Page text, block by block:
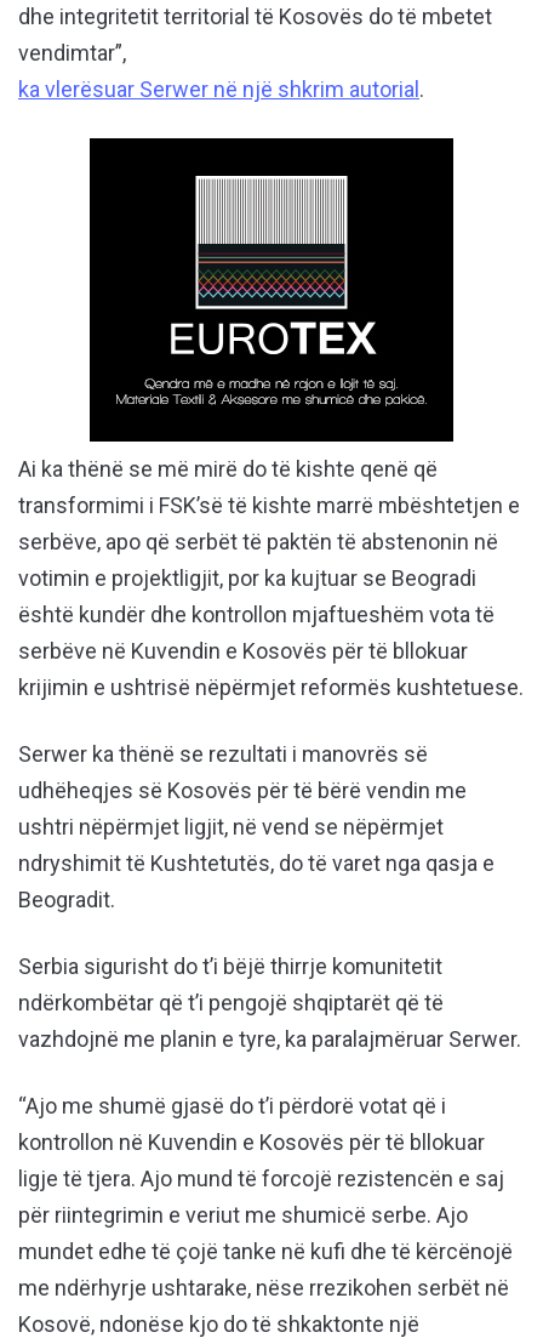
dhe integritetit territorial të Kosovës do të mbetet
vendimtar”,
ka vlerësuar Serwer në një shkrim autorial .
Ai ka thënë se më mirë do të kishte qenë që
transformimi i FSK’së të kishte marrë mbështetjen e
serbëve, apo që serbët të paktën të abstenonin në
votimin e projektligjit, por ka kujtuar se Beogradi
është kundër dhe kontrollon mjaftueshëm vota të
serbëve në Kuvendin e Kosovës për të bllokuar
krijimin e ushtrisë nëpërmjet reformës kushtetuese.
Serwer ka thënë se rezultati i manovrës së
udhëheqjes së Kosovës për të bërë vendin me
ushtri nëpërmjet ligjit, në vend se nëpërmjet
ndryshimit të Kushtetutës, do të varet nga qasja e
Beogradit.
Serbia sigurisht do t’i bëjë thirrje komunitetit
ndërkombëtar që t’i pengojë shqiptarët që të
vazhdojnë me planin e tyre, ka paralajmëruar Serwer.
“Ajo me shumë gjasë do t’i përdorë votat që i
kontrollon në Kuvendin e Kosovës për të bllokuar
ligje të tjera. Ajo mund të forcojë rezistencën e saj
për riintegrimin e veriut me shumicë serbe. Ajo
mundet edhe të çojë tanke në kufi dhe të kërcënojë
me ndërhyrje ushtarake, nëse rrezikohen serbët në
Kosovë, ndonëse kjo do të shkaktonte një